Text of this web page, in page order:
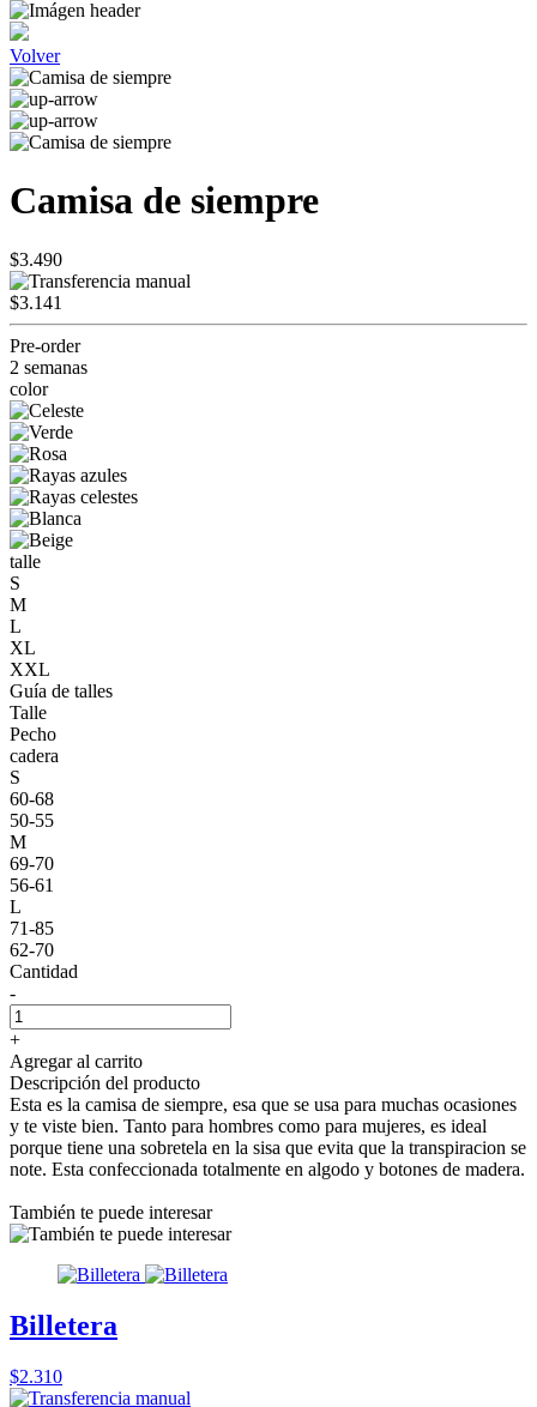
Volver
Camisa de siempre
$3.490
$3.141
Pre-order
2 semanas
color
talle
S
M
L
XL
XXL
Guía de talles
Talle
Pecho
cadera
S
60-68
50-55
M
69-70
56-61
L
71-85
62-70
Cantidad
-
+
Agregar al carrito
Descripción del producto
Esta es la camisa de siempre, esa que se usa para muchas ocasiones
y te viste bien. Tanto para hombres como para mujeres, es ideal
porque tiene una sobretela en la sisa que evita que la transpiracion se
note. Esta confeccionada totalmente en algodo y botones de madera.
También te puede interesar
Billetera
$2.310